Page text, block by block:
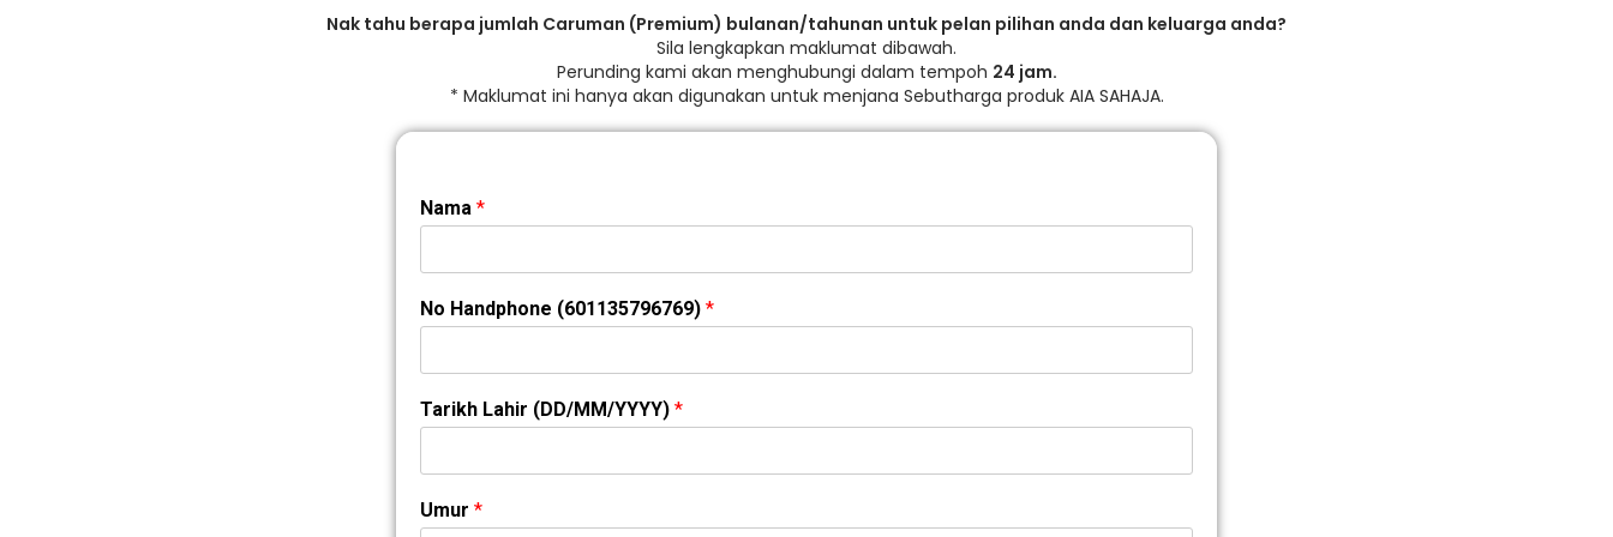
Nak tahu berapa jumlah Caruman (Premium) bulanan/tahunan untuk pelan pilihan anda dan keluarga anda?
Sila lengkapkan maklumat dibawah.
Perunding kami akan menghubungi dalam tempoh 24 jam.
* Maklumat ini hanya akan digunakan untuk menjana Sebutharga produk AIA SAHAJA.
Nama *
No Handphone (601135796769) *
Tarikh Lahir (DD/MM/YYYY) *
Umur *